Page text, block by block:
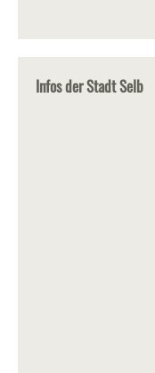
Infos der Stadt Selb